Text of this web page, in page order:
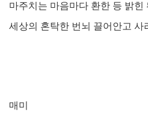
마주치는 마음마다 환한 등 밝힌
세상의 혼탁한 번뇌 끌어안고 사
매미